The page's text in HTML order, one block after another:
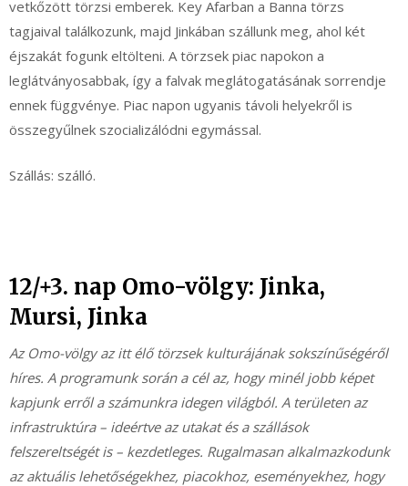
vetkőzött törzsi emberek. Key Afarban a Banna törzs
tagjaival találkozunk, majd Jinkában szállunk meg, ahol két
éjszakát fogunk eltölteni. A törzsek piac napokon a
leglátványosabbak, így a falvak meglátogatásának sorrendje
ennek függvénye. Piac napon ugyanis távoli helyekről is
összegyűlnek szocializálódni egymással.
Szállás: szálló.
12/+3. nap Omo-völgy: Jinka,
Mursi, Jinka
Az Omo-völgy az itt élő törzsek kulturájának sokszínűségéről
híres. A programunk során a cél az, hogy minél jobb képet
kapjunk erről a számunkra idegen világból. A területen az
infrastruktúra – ideértve az utakat és a szállások
felszereltségét is – kezdetleges. Rugalmasan alkalmazkodunk
az aktuális lehetőségekhez, piacokhoz, eseményekhez, hogy